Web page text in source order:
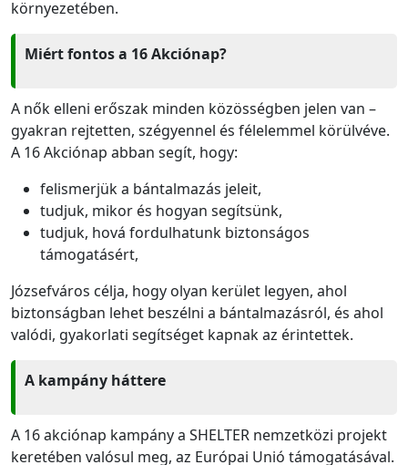
környezetében.
Miért fontos a 16 Akciónap?
A nők elleni erőszak minden közösségben jelen van –
gyakran rejtetten, szégyennel és félelemmel körülvéve.
A 16 Akciónap abban segít, hogy:
felismerjük a bántalmazás jeleit,
tudjuk, mikor és hogyan segítsünk,
tudjuk, hová fordulhatunk biztonságos
támogatásért,
Józsefváros célja, hogy olyan kerület legyen, ahol
biztonságban lehet beszélni a bántalmazásról, és ahol
valódi, gyakorlati segítséget kapnak az érintettek.
A kampány háttere
A 16 akciónap kampány a SHELTER nemzetközi projekt
keretében valósul meg, az Európai Unió támogatásával.